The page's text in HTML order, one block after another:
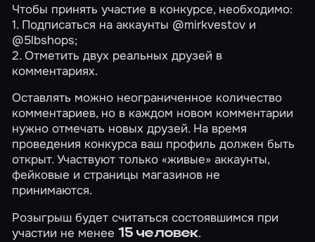
Чтобы принять участие в конкурсе, необходимо:
1. Подписаться на аккаунты @mirkvestov и
@5lbshops;
2. Отметить двух реальных друзей в
комментариях.
Оставлять можно неограниченное количество
комментариев, но в каждом новом комментарии
нужно отмечать новых друзей. На время
проведения конкурса ваш профиль должен быть
открыт. Участвуют только «живые» аккаунты,
фейковые и страницы магазинов не
принимаются.
Розыгрыш будет считаться состоявшимся при
участии не менее 15 человек.